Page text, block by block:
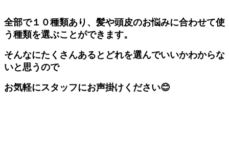
全部で１０種類あり、髪や頭皮のお悩みに合わせて使
う種類を選ぶことができます。
そんなにたくさんあるとどれを選んでいいかわからな
いと思うので
お気軽にスタッフにお声掛けください😊